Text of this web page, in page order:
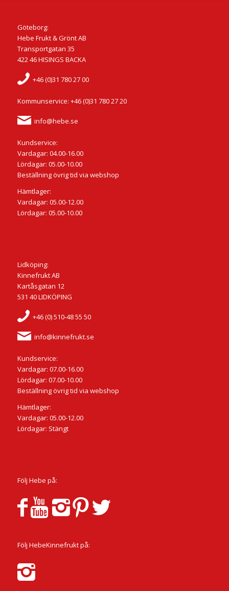
Göteborg:
Hebe Frukt & Grönt AB
Transportgatan 35
422 46 HISINGS BACKA
+46 (0)31 780 27 00
Kommunservice: +46 (0)31 780 27 20
info@hebe.se
Kundservice:
Vardagar: 04.00-16.00
Lördagar: 05.00-10.00
Beställning övrig tid via webshop
Hämtlager:
Vardagar: 05.00-12.00
Lördagar: 05.00-10.00
Lidköping:
Kinnefrukt AB
Kartåsgatan 12
531 40 LIDKÖPING
+46 (0) 510-48 55 50
info@kinnefrukt.se
Kundservice:
Vardagar: 07.00-16.00
Lördagar: 07.00-10.00
Beställning övrig tid via webshop
Hämtlager:
Vardagar: 05.00-12.00
Lördagar: Stängt
Följ Hebe på:
Följ HebeKinnefrukt på: